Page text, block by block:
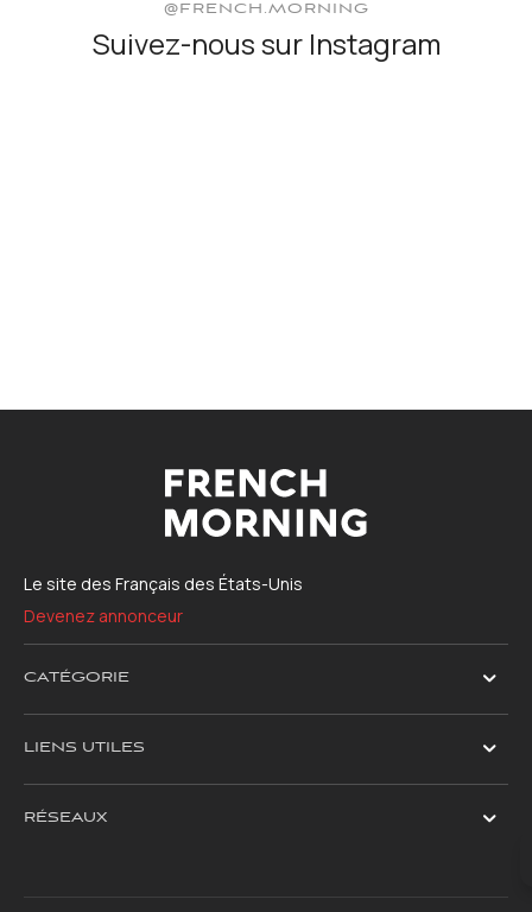
@FRENCH.MORNING
Suivez-nous sur Instagram
Le site des Français des États-Unis
Devenez annonceur
CATÉGORIE
LIENS UTILES
RÉSEAUX